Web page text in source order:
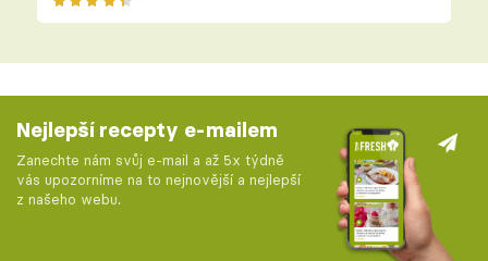
Nejlepší recepty e-mailem
Zanechte nám svůj e-mail a až 5x týdně
vás upozorníme na to nejnovější a nejlepší
z našeho webu.